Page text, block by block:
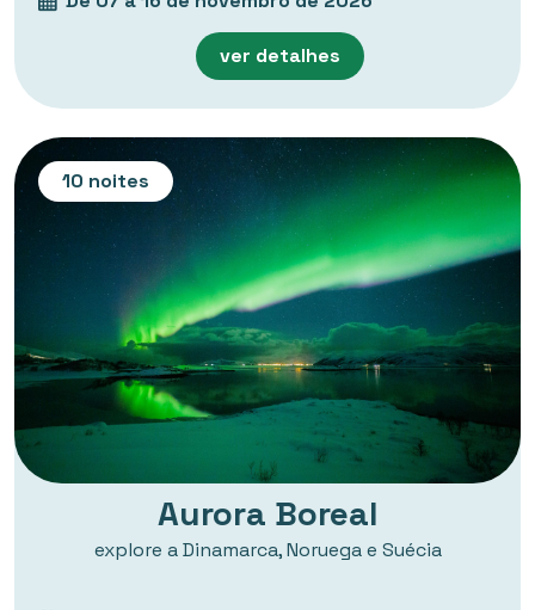
ver detalhes
10 noites
Aurora Boreal
explore a Dinamarca, Noruega e Suécia